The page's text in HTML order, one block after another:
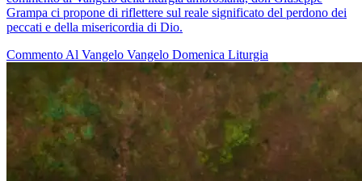
Grampa ci propone di riflettere sul reale significato del perdono dei
peccati e della misericordia di Dio.
Commento Al Vangelo Vangelo Domenica Liturgia